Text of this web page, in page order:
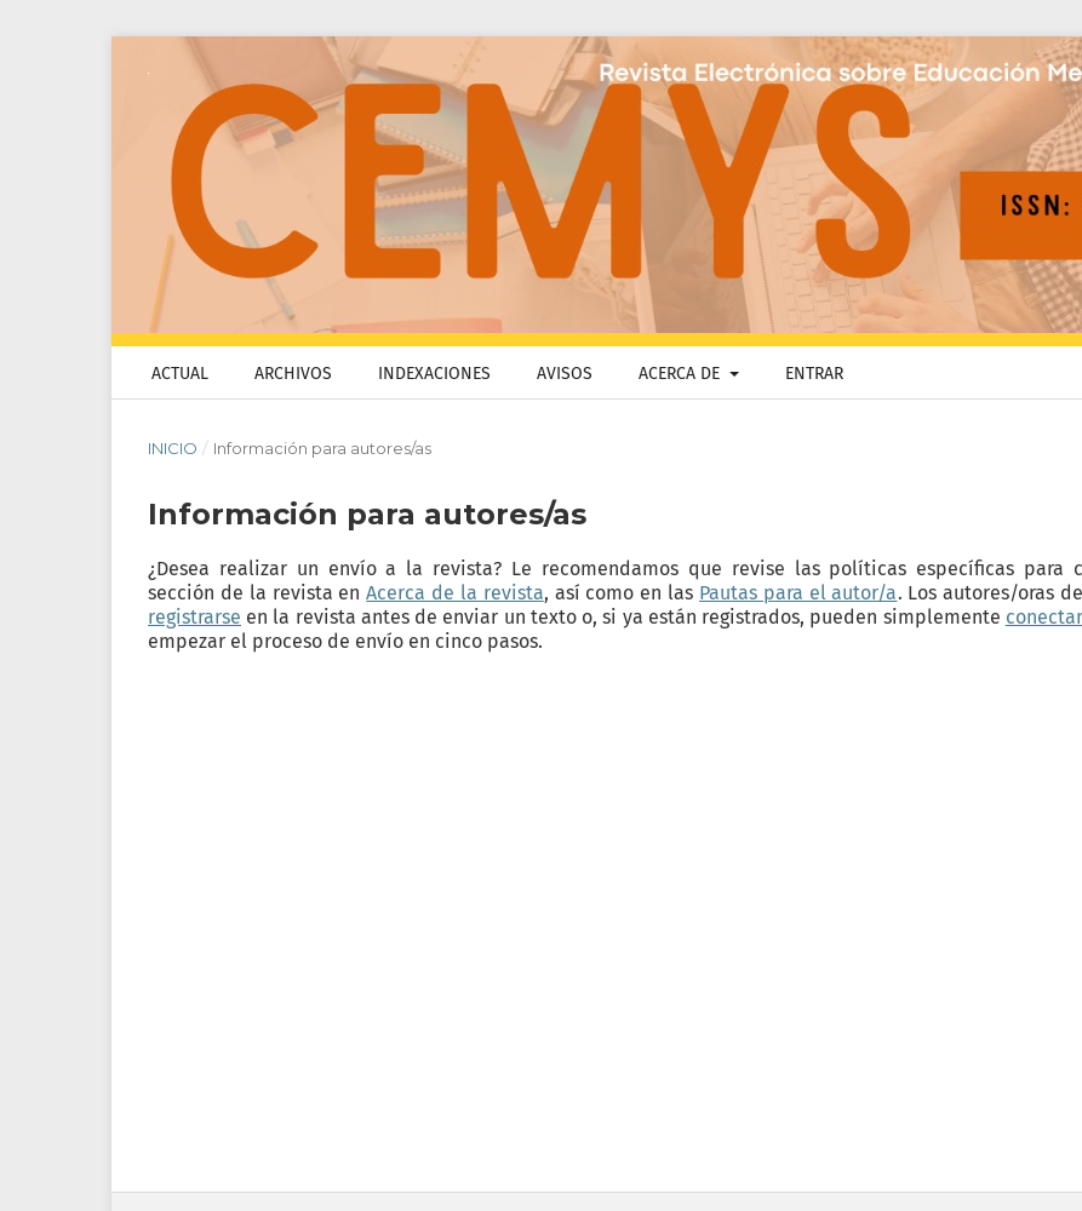
ACTUAL ARCHIVOS INDEXACIONES AVISOS ACERCA DE ENTRAR
INICIO / Información para autores/as
Información para autores/as
¿Desea realizar un envío a la revista? Le recomendamos que revise las políticas específicas para
sección de la revista enAcerca de la revista, así como en las Pautas para el autor/a. Los autores/oras
registrarse en la revista antes de enviar un texto o, si ya están registrados, pueden simplemente
empezar el proceso de envío en cinco pasos.